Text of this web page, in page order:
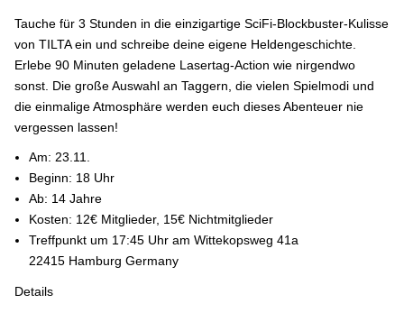
Tauche für 3 Stunden in die einzigartige SciFi-Blockbuster-Kulisse
von TILTA ein und schreibe deine eigene Heldengeschichte.
Erlebe 90 Minuten geladene Lasertag-Action wie nirgendwo
sonst. Die große Auswahl an Taggern, die vielen Spielmodi und
die einmalige Atmosphäre werden euch dieses Abenteuer nie
vergessen lassen!
Am: 23.11.
Beginn: 18 Uhr
Ab: 14 Jahre
Kosten: 12€ Mitglieder, 15€ Nichtmitglieder
Treffpunkt um 17:45 Uhr am Wittekopsweg 41a
22415 Hamburg Germany
Details